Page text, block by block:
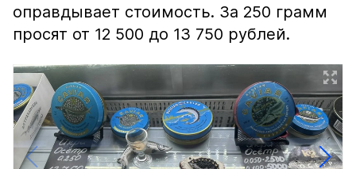
оправдывает стоимость. За 250 грамм
просят от 12 500 до 13 750 рублей.